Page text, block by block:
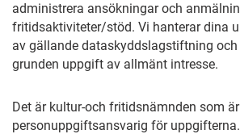
administrera ansökningar och
fritidsaktiviteter/stöd. Vi hanterar dina
av gällande dataskyddslagstiftning
grunden uppgift av allmänt intresse.
Det är kultur-och fritidsnämnden som är
personuppgiftsansvarig för